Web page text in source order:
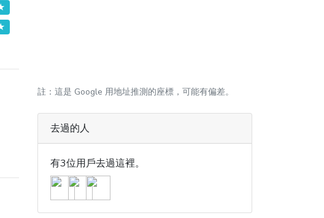
註：這是 Google 用地址推測的座標，可能有偏差。
去過的人
有3位用戶去過這裡。